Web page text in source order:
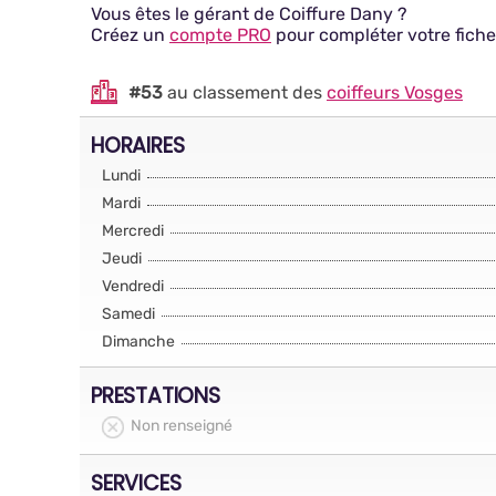
Vous êtes le gérant de Coiffure Dany ?
Créez un compte PRO pour compléter votre
#53 au classement des coiffeurs Vosges
HORAIRES
Lundi
Mardi
Mercredi
Jeudi
Vendredi
Samedi
Dimanche
PRESTATIONS
Non renseigné
SERVICES